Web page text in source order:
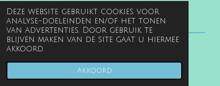
Deze website gebruikt cookies voor
analyse-doeleinden en/of het tonen
van advertenties. Door gebruik te
blijven maken van de site gaat u hiermee
akkoord.
Akkoord
© 2022 - 2026 www.gentille.nl
JouwWeb